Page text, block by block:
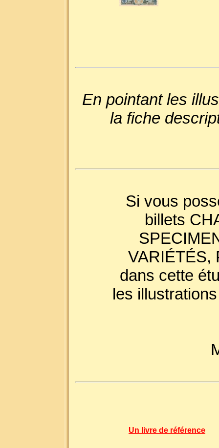
En pointant les
la fiche
Si vous
billets
VARIÉTÉS,
dans cette
les
Un livre de référence